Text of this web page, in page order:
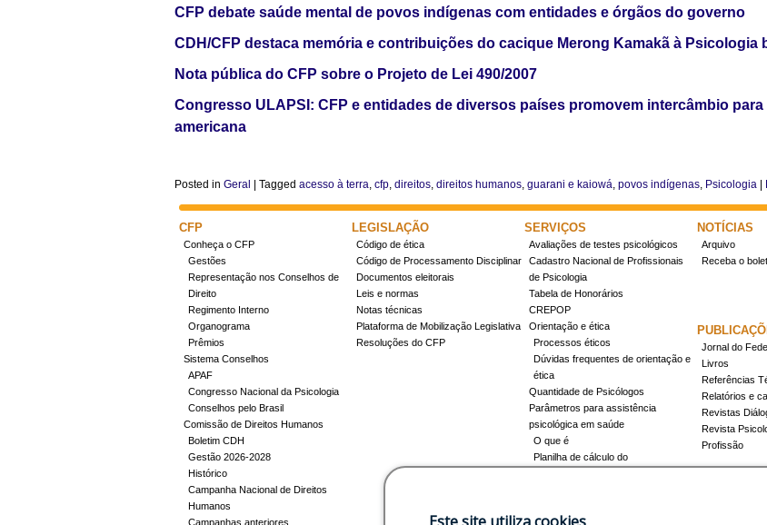
CFP debate saúde mental de povos indígenas com entidades e órgãos do governo
CDH/CFP destaca memória e contribuições do cacique Merong Kamakã à Psicologia
Nota pública do CFP sobre o Projeto de Lei 490/2007
Congresso ULAPSI: CFP e entidades de diversos países promovem intercâmbio
americana
Posted in Geral Tagged acesso à terra, cfp, direitos, direitos humanos, guarani e kaiowá, povos indígenas, Psicologia
CFP
Conheça o CFP
Gestões
Representação nos Conselhos de
Direito
Regimento Interno
Organograma
Prêmios
Sistema Conselhos
APAF
Congresso Nacional da Psicologia
Conselhos pelo Brasil
Comissão de Direitos Humanos
Boletim CDH
Gestão 2026-2028
Histórico
Campanha Nacional de Direitos
Humanos
Campanhas anteriores
LEGISLAÇÃO
Código de ética
Código de Processamento Disciplinar
Documentos eleitorais
Leis e normas
Notas técnicas
Plataforma de Mobilização Legislativa
Resoluções do CFP
SERVIÇOS
Avaliações de testes psicológicos
Cadastro Nacional de Profissionais
de Psicologia
Tabela de Honorários
CREPOP
Orientação e ética
Processos éticos
Dúvidas frequentes de orientação e
ética
Quantidade de Psicólogos
Parâmetros para assistência
psicológica em saúde
O que é
Planilha de cálculo do
Registro de Especialista
NOTÍCIAS
Arquivo
Receba o
Jornal do
Livros
Referências
Relatórios e
Revistas
Revista
Profissão